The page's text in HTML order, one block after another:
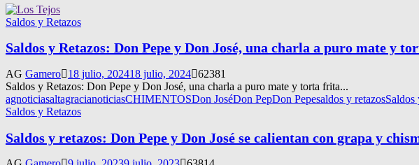
Saldos y Retazos
Saldos y Retazos: Don Pepe y Don José, una charla a puro mate y
AG Gamero 18 julio, 202418 julio, 2024 62381
Saldos y Retazos: Don Pepe y Don José, una charla a puro mate y torta frita...
agnoticiasaltagracianoticiasCHIMENTOSDon JoséDon PepDon Pepesaldos y retazosSaldos
Saldos y Retazos
Saldos y retazos: Don Pepe y Don José se calientan con grapa y